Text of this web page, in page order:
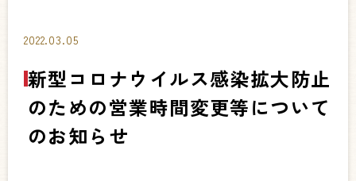
2022.03.05
新型コロナウイルス感染拡大防止
のための営業時間変更等について
のお知らせ